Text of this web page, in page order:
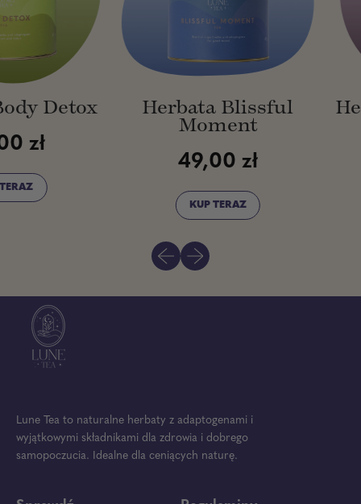
s
s
u
M
m
n
t
Herbata Blissful
Moment
49,00 zł
KUP TERAZ
Herbata
Blissful
Moment
Poprzedni slajd
Następny slajd
Lune Tea to naturalne herbaty z adaptogenami i
wyjątkowymi składnikami dla zdrowia i dobrego
samopoczucia. Idealne dla ceniących naturę.